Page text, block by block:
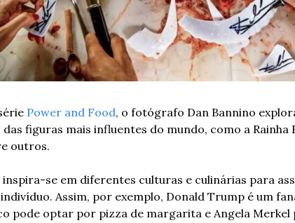
Power and Food, o fotógrafo Dan Bannino
das figuras mais influentes do mundo, como a
outros.
inspira-se em diferentes culturas e culinárias para
Assim, por exemplo, Donald Trump é um
pode optar por pizza de margarita e Angela Merkel